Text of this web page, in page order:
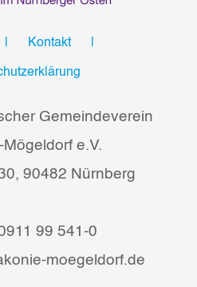
Kontakt
Gemeindeverein
Mögeldorf e.V.
90482 Nürnberg
99 541-0
moegeldorf.de